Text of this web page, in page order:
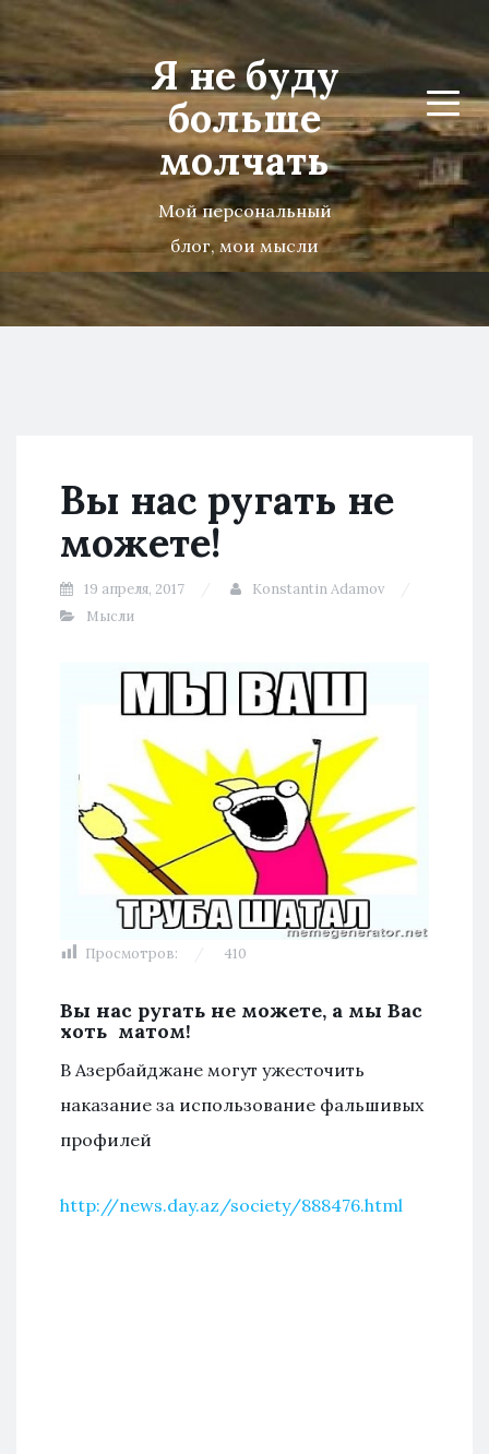
Я не буду
больше
молчать
Мой персональный
блог, мои мысли
Menu
Вы нас ругать не
можете!
19 апреля, 2017
Konstantin Adamov
Мысли
Просмотров: 410
Вы нас ругать не можете, а мы Вас
хоть матом!
В Азербайджане могут ужесточить
наказание за использование фальшивых
профилей
http://news.day.az/society/888476.html